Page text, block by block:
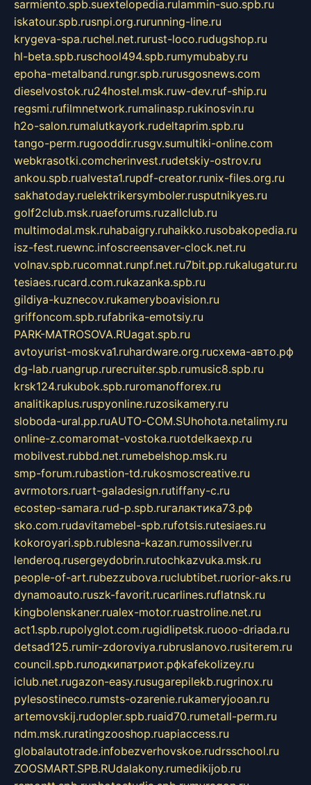
sarmiento.spb.suextelopedia.rulammin-suo.spb.ru
iskatour.spb.rusnpi.org.rurunning-line.ru
krygeva-spa.ruchel.net.rurust-loco.rudugshop.ru
hl-beta.spb.ruschool494.spb.rumymubaby.ru
epoha-metalband.rungr.spb.rurusgosnews.com
dieselvostok.ru24hostel.msk.ruw-dev.ruf-ship.ru
regsmi.rufilmnetwork.rumalinasp.rukinosvin.ru
h2o-salon.rumalutkayork.rudeltaprim.spb.ru
tango-perm.rugooddir.rusgv.sumultiki-online.com
webkrasotki.comcherinvest.rudetskiy-ostrov.ru
ankou.spb.rualvesta1.rupdf-creator.runix-files.org.ru
sakhatoday.ruelektrikersymboler.rusputnikyes.ru
golf2club.msk.ruaeforums.ruzallclub.ru
multimodal.msk.ruhabaigry.ruhaikko.rusobakopedia.ru
isz-fest.ruewnc.infoscreensaver-clock.net.ru
volnav.spb.rucomnat.runpf.net.ru7bit.pp.rukalugatur.ru
tesiaes.rucard.com.rukazanka.spb.ru
gildiya-kuznecov.rukameryboavision.ru
griffoncom.spb.rufabrika-emotsiy.ru
PARK-MATROSOVA.RUagat.spb.ru
avtoyurist-moskva1.ruhardware.org.ruсхема-авто.рф
dg-lab.ruangrup.rurecruiter.spb.rumusic8.spb.ru
krsk124.rukubok.spb.ruromanofforex.ru
analitikaplus.ruspyonline.ruzosikamery.ru
sloboda-ural.pp.ruAUTO-COM.SUhohota.netalimy.ru
online-z.comaromat-vostoka.ruotdelkaexp.ru
mobilvest.rubbd.net.rumebelshop.msk.ru
smp-forum.rubastion-td.rukosmoscreative.ru
avrmotors.ruart-galadesign.rutiffany-c.ru
ecostep-samara.rud-p.spb.ruгалактика73.рф
sko.com.rudavitamebel-spb.rufotsis.rutesiaes.ru
kokoroyari.spb.rublesna-kazan.rumossilver.ru
lenderoq.rusergeydobrin.rutochkazvuka.msk.ru
people-of-art.rubezzubova.ruclubtibet.ruorior-aks.ru
dynamoauto.ruszk-favorit.rucarlines.ruflatnsk.ru
kingbolenskaner.rualex-motor.ruastroline.net.ru
act1.spb.rupolyglot.com.rugidlipetsk.ruooo-driada.ru
detsad125.rumir-zdoroviya.rubruslanovo.rusiterem.ru
council.spb.ruлодкипатриот.рфkafekolizey.ru
iclub.net.rugazon-easy.rusugarepilekb.rugrinox.ru
pylesostineco.rumsts-ozarenie.rukameryjooan.ru
artemovskij.rudopler.spb.ruaid70.rumetall-perm.ru
ndm.msk.ruratingzooshop.ruapiaccess.ru
globalautotrade.infobezverhovskoe.rudrsschool.ru
ZOOSMART.SPB.RUdalakony.rumedikijob.ru